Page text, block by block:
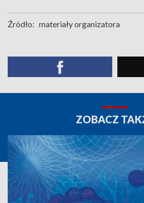
Źródło: materiały organizatora
ZOBACZ